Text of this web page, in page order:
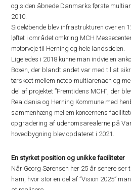
og siden åbnede Danmarks første
2010.
Sideløbende blev infrastrukturen over en
løftet i området omkring MCH
motorveje til Herning og hele landsdelen.
Ligeledes i 2018 kunne man indvie en
Boxen, der blandt andet var med til at
tørskoet mellem netop multiarenaen og
del af projektet ”Fremtidens MCH”, der
Realdania og Herning Kommune med
sammenhæng mellem koncernens
opgradering af udenomsarealerne på
hovedbygning blev opdateret i 2021.
En styrket position og unikke faciliteter
Når Georg Sørensen her 25 år senere
ham, hvor stor en del af ”Vision 2025”